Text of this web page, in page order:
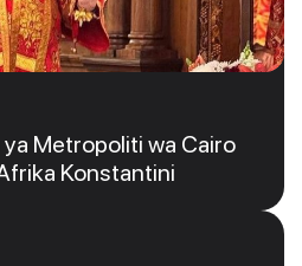
ya Metropoliti wa Cairo
Konstantini